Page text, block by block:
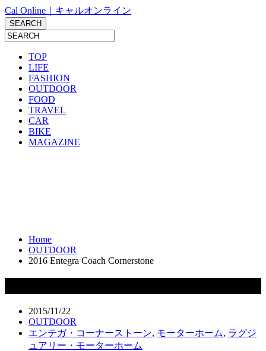
Cal Online｜キャルオンライン
TOP
LIFE
FASHION
OUTDOOR
FOOD
TRAVEL
CAR
BIKE
MAGAZINE
Home
OUTDOOR
2016 Entegra Coach Cornerstone
2015/11/22
OUTDOOR
エンテガ・コーナーストーン, モーターホーム, ラグジ
ュアリー・モーターホーム